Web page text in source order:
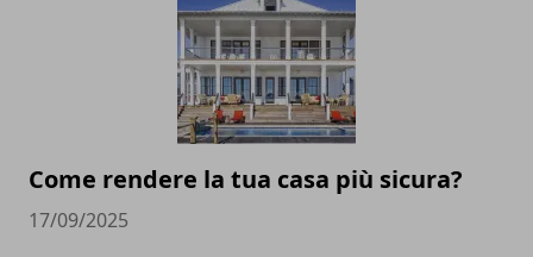
Come rendere la tua casa più sicura?
17/09/2025